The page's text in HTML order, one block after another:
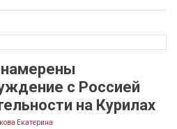
с Россией
на Курилах
Екатерина